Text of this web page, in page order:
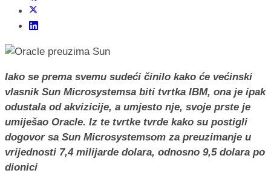
Iako se prema svemu sudeći činilo kako će većinski
vlasnik Sun Microsystemsa biti tvrtka IBM, ona je ipak
odustala od akvizicije, a umjesto nje, svoje prste je
umiješao Oracle. Iz te tvrtke tvrde kako su postigli
dogovor sa Sun Microsystemsom za preuzimanje u
vrijednosti 7,4 milijarde dolara, odnosno 9,5 dolara po
dionici